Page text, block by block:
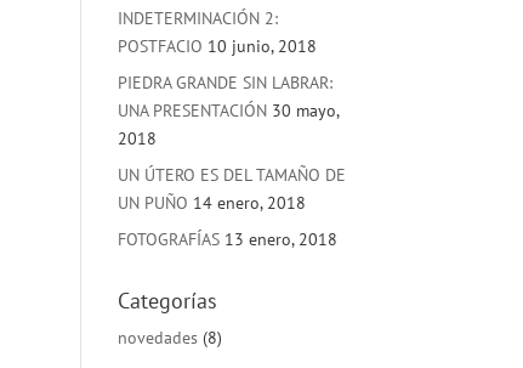
INDETERMINACIÓN 2:
POSTFACIO 10 junio, 2018
PIEDRA GRANDE SIN LABRAR:
UNA PRESENTACIÓN 30 mayo,
2018
UN ÚTERO ES DEL TAMAÑO DE
UN PUÑO 14 enero, 2018
FOTOGRAFÍAS 13 enero, 2018
Categorías
novedades (8)